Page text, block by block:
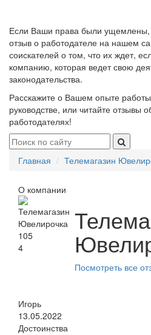
Если Ваши права были ущемлены,
отзыв о работодателе на нашем
соискателей о том, что их ждет,
компанию, которая ведет свою
законодательства.
Расскажите о Вашем опыте
руководстве, или читайте отзывы
работодателях!
Главная Телемагазин
О компании
105
4
Посмотреть все
Игорь
13.05.2022
Достоинства